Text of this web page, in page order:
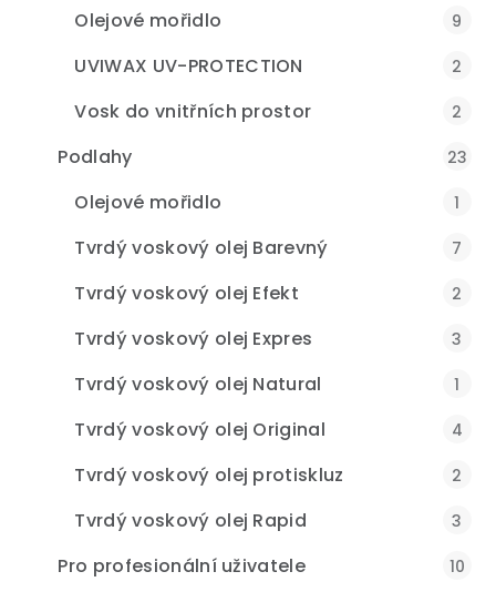
Olejové mořidlo 9
UVIWAX UV-PROTECTION 2
Vosk do vnitřních prostor 2
Podlahy 23
Olejové mořidlo 1
Tvrdý voskový olej Barevný 7
Tvrdý voskový olej Efekt 2
Tvrdý voskový olej Expres 3
Tvrdý voskový olej Natural 1
Tvrdý voskový olej Original 4
Tvrdý voskový olej protiskluz 2
Tvrdý voskový olej Rapid 3
Pro profesionální uživatele 10